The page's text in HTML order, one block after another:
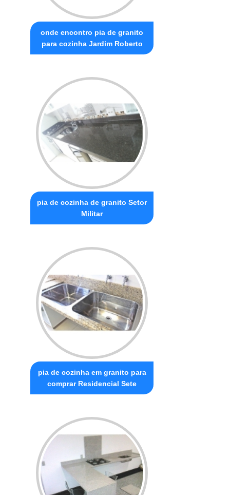
onde encontro pia de granito
para cozinha Jardim Roberto
pia de cozinha de granito Setor
Militar
pia de cozinha em granito para
comprar Residencial Sete